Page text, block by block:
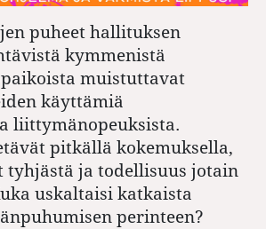
puheet hallituksen
kymmenistä
muistuttavat
käyttämiä
liittymänopeuksista.
pitkällä kokemuksella,
tyhjästä ja todellisuus jotain
uskaltaisi katkaista
perinteen?